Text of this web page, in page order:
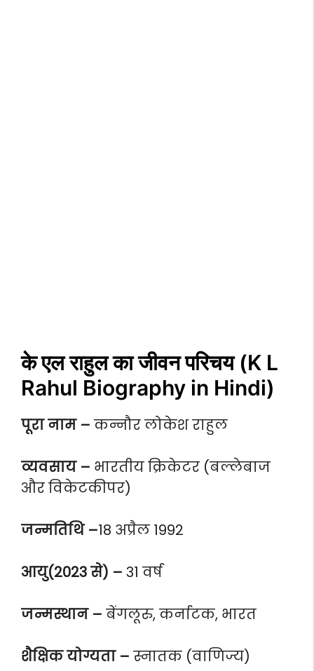
के एल राहुल का जीवन परिचय (K L
Rahul Biography in Hindi)
पूरा नाम – कन्नौर लोकेश राहुल
व्यवसाय – भारतीय क्रिकेटर (बल्लेबाज
और विकेटकीपर)
जन्मतिथि –18 अप्रैल 1992
आयु(2023 से) – 31 वर्ष
जन्मस्थान – बेंगलूरु, कर्नाटक, भारत
शैक्षिक योग्यता – स्नातक (वाणिज्य)